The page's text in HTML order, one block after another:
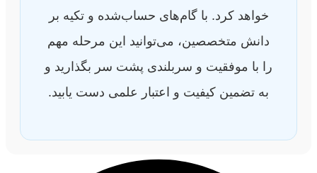
خواهد کرد. با گام‌های حساب‌شده و تکیه بر
دانش متخصصین، می‌توانید این مرحله مهم
را با موفقیت و سربلندی پشت سر بگذارید و
به تضمین کیفیت و اعتبار علمی دست یابید.